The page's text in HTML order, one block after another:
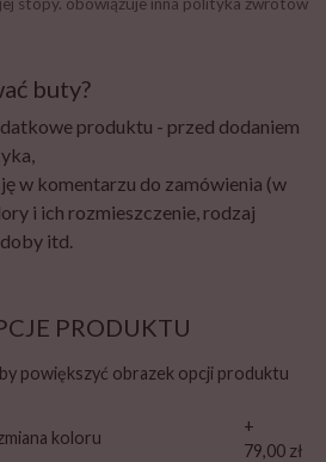
buty?
produktu - przed dodaniem
w komentarzu do zamówienia (w
i ich rozmieszczenie, rodzaj
itd.
PRODUKTU
powiększyć obrazek opcji produktu
koloru
+
79,00 zł